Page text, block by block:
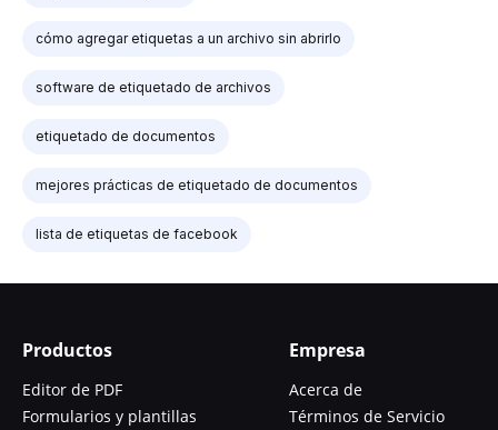
cómo agregar etiquetas a un archivo sin abrirlo
software de etiquetado de archivos
etiquetado de documentos
mejores prácticas de etiquetado de documentos
lista de etiquetas de facebook
Productos
Editor de PDF
Formularios y plantillas
Empresa
Acerca de
Términos de Servicio